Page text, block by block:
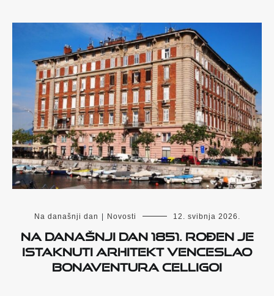
Na današnji dan Novosti 12. svibnja 2026.
Na današnji dan 1851. rođen je
istaknuti arhitekt Venceslao
Bonaventura Celligoi